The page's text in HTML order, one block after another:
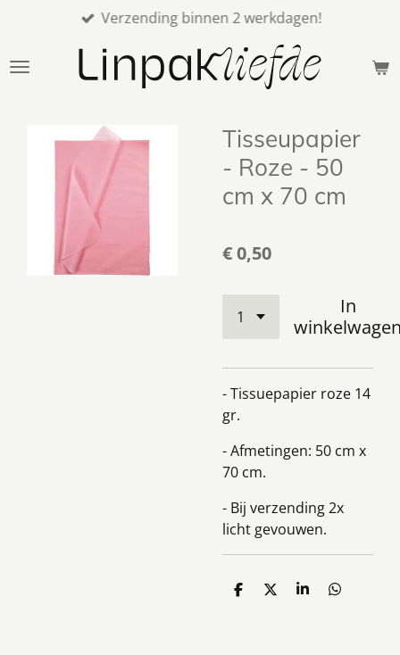
naar
Verzending binnen 2 werkdagen!
Tisseupapier
- Roze - 50
cm x 70 cm
€ 0,50
In
- Tissuepapier roze 14
gr.
- Afmetingen: 50 cm x
70 cm.
- Bij verzending 2x
licht gevouwen.
D
D
S
D